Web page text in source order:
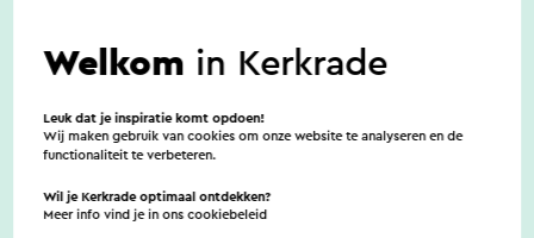
Callistusstraat. Er zijn nog meer oplaadpunten
Toegankelijkheid
Welkom in Kerkrade
Leuk dat je inspiratie komt opdoen!
Wij maken gebruik van cookies om onze website te analyseren en de
functionaliteit te verbeteren.
Wil je Kerkrade optimaal ontdekken?
Meer info vind je in onscookiebeleid